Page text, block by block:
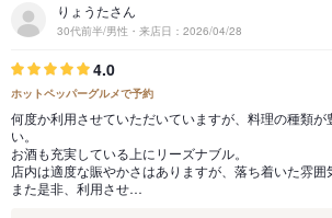
りょうたさん
30代前半/男性・来店日：2026/04/28
4.0
ホットペッパーグルメで予約
何度か利用させていただいていますが、料理の種類が
い。
お酒も充実している上にリーズナブル。
店内は適度な賑やかさはありますが、落ち着いた雰囲
また是非、利用させ…